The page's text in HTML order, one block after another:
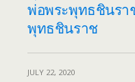
พ่อพระพุทธชินรา
พุทธชินราช
JULY 22, 2020